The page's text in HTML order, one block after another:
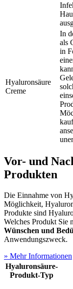
Hyaluronsäure
Creme
In
als
in
Vor- und
Produkten
Die Einnahme von
Möglichkeit,
Produkte sind
Welches Produkt Sie
Wünschen und
Anwendungszweck.
» Mehr Informationen
Hyaluronsäure-
Produkt-Typ